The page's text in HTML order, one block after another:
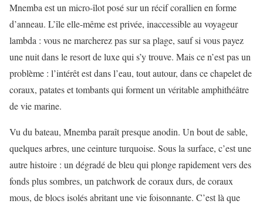
Mnemba est un micro-îlot posé sur un récif corallien en forme
d’anneau. L’île elle-même est privée, inaccessible au voyageur
lambda : vous ne marcherez pas sur sa plage, sauf si vous payez
une nuit dans le resort de luxe qui s’y trouve. Mais ce n’est pas un
problème : l’intérêt est dans l’eau, tout autour, dans ce chapelet de
coraux, patates et tombants qui forment un véritable amphithéâtre
de vie marine.
Vu du bateau, Mnemba paraît presque anodin. Un bout de sable,
quelques arbres, une ceinture turquoise. Sous la surface, c’est une
autre histoire : un dégradé de bleu qui plonge rapidement vers des
fonds plus sombres, un patchwork de coraux durs, de coraux
mous, de blocs isolés abritant une vie foisonnante. C’est là que